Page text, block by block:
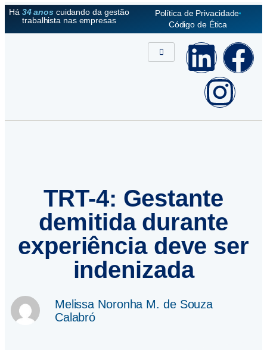
Há 34 anoscuidando da gestão
trabalhista nas empresas
Política de Privacidade
Código de Ética
TRT-4: Gestante
demitida durante
experiência deve ser
indenizada
Melissa Noronha M. de Souza
Calabró